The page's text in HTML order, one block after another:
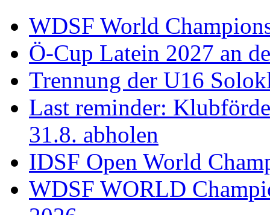
WDSF World
Ö-Cup Latein 2027 an
Trennung der U16
Last reminder:
31.8. abholen
IDSF Open World
WDSF WORLD